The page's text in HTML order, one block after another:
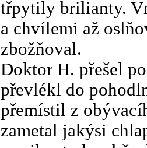
třpytily brilianty.
a chvílemi až
zbožňoval.
Doktor H. přešel
převlékl do
přemístil z
zametal jakýsi